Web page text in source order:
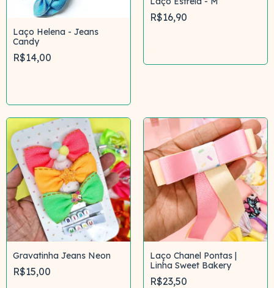
Laço Helena - Jeans
Candy
R$14,00
R$16,90
Gravatinha Jeans Neon
R$15,00
Laço Chanel Pontas |
Linha Sweet Bakery
R$23,50